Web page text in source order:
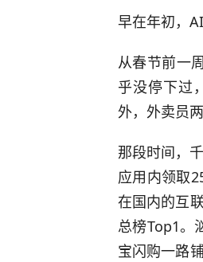
早在年初，
从春节前一
乎没停下过
外，外卖员
那段时间，
应用内领取
在国内的互
总榜Top1。
宝闪购一路